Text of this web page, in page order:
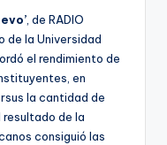
, de RADIO
de la Universidad
el rendimiento de
en
la cantidad de
de la
consiguió las